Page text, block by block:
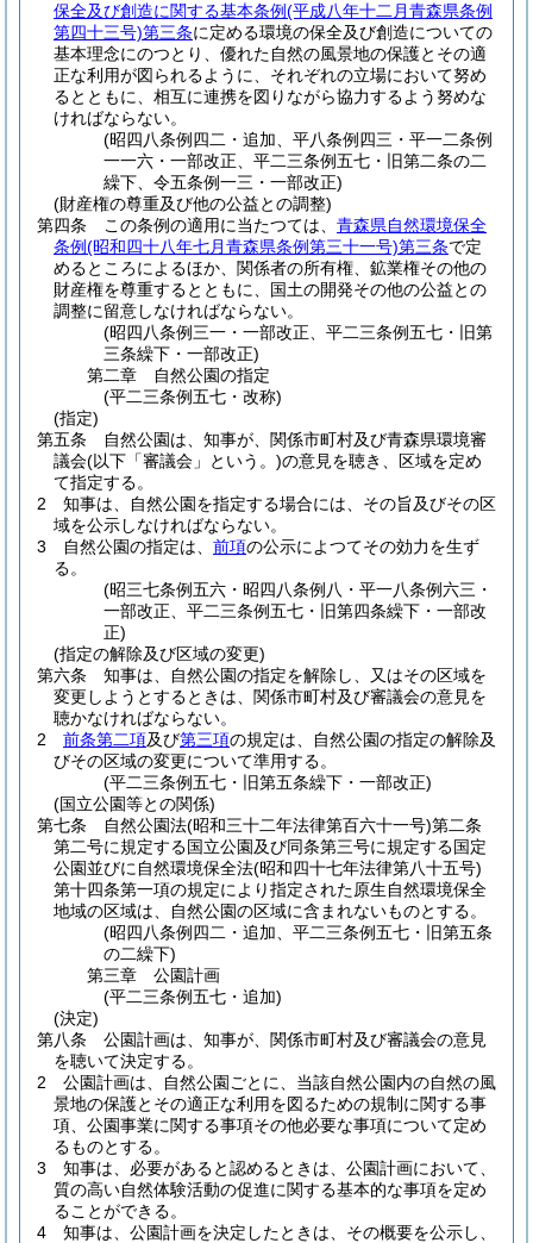
保全及び創造に関する基本条例(平成八年十二月青森県条例
第四十三号)第三条に定める環境の保全及び創造についての
基本理念にのつとり、優れた自然の風景地の保護とその適
正な利用が図られるように、それぞれの立場において努め
るとともに、相互に連携を図りながら協力するよう努めな
ければならない。
(昭四八条例四二・追加、平八条例四三・平一二条例
一一六・一部改正、平二三条例五七・旧第二条の二
繰下、令五条例一三・一部改正)
(財産権の尊重及び他の公益との調整)
第四条
この条例の適用に当たつては、 青森県自然環境保全
条例(昭和四十八年七月青森県条例第三十一号)第三条で定
めるところによるほか、関係者の所有権、鉱業権その他の
財産権を尊重するとともに、国土の開発その他の公益との
調整に留意しなければならない。
(昭四八条例三一・一部改正、平二三条例五七・旧第
三条繰下・一部改正)
第二章
自然公園の指定
(平二三条例五七・改称)
(指定)
第五条
自然公園は、知事が、関係市町村及び青森県環境審
議会(以下「審議会」という。)の意見を聴き、区域を定め
て指定する。
2
知事は、自然公園を指定する場合には、その旨及びその区
域を公示しなければならない。
3
自然公園の指定は、 前項の公示によつてその効力を生ず
る。
(昭三七条例五六・昭四八条例八・平一八条例六三・
一部改正、平二三条例五七・旧第四条繰下・一部改
正)
(指定の解除及び区域の変更)
第六条
知事は、自然公園の指定を解除し、又はその区域を
変更しようとするときは、関係市町村及び審議会の意見を
聴かなければならない。
2
前条第二項及び第三項の規定は、自然公園の指定の解除及
びその区域の変更について準用する。
(平二三条例五七・旧第五条繰下・一部改正)
(国立公園等との関係)
第七条
自然公園法(昭和三十二年法律第百六十一号)第二条
第二号に規定する国立公園及び同条第三号に規定する国定
公園並びに自然環境保全法(昭和四十七年法律第八十五号)
第十四条第一項の規定により指定された原生自然環境保全
地域の区域は、自然公園の区域に含まれないものとする。
(昭四八条例四二・追加、平二三条例五七・旧第五条
の二繰下)
第三章
公園計画
(平二三条例五七・追加)
(決定)
第八条
公園計画は、知事が、関係市町村及び審議会の意見
を聴いて決定する。
2
公園計画は、自然公園ごとに、当該自然公園内の自然の風
景地の保護とその適正な利用を図るための規制に関する事
項、公園事業に関する事項その他必要な事項について定め
るものとする。
3
知事は、必要があると認めるときは、公園計画において、
質の高い自然体験活動の促進に関する基本的な事項を定め
ることができる。
4
知事は、公園計画を決定したときは、その概要を公示し、